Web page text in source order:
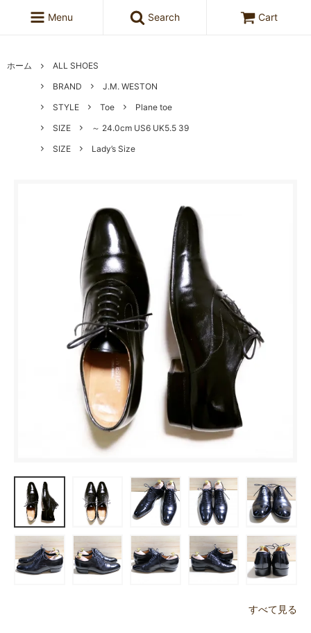
Menu Search Cart
ホーム
ALL SHOES
BRAND
J.M. WESTON
STYLE
Toe
Plane toe
SIZE
～ 24.0cm US6 UK5.5 39
SIZE
Lady’s Size
すべて見る